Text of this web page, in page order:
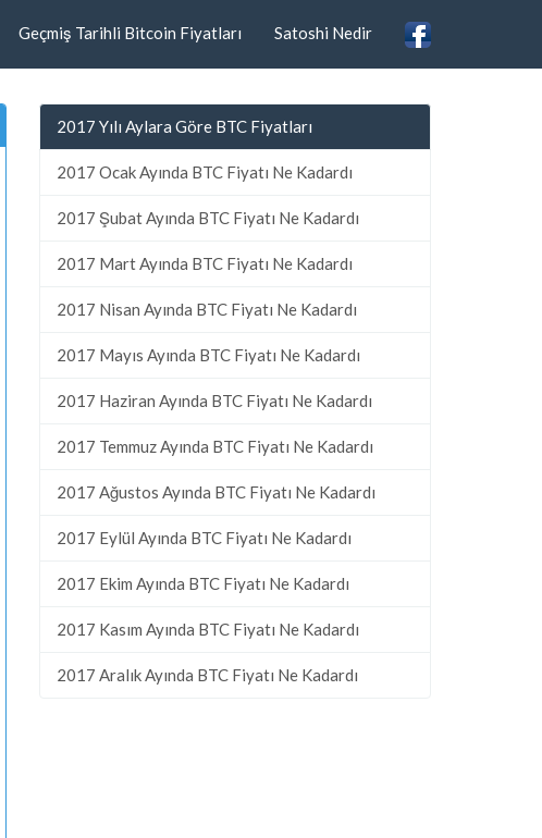
Geçmiş Tarihli Bitcoin Fiyatları Satoshi Nedir
2017 Yılı Aylara Göre BTC Fiyatları
2017 Ocak Ayında BTC Fiyatı Ne Kadardı
2017 Şubat Ayında BTC Fiyatı Ne Kadardı
2017 Mart Ayında BTC Fiyatı Ne Kadardı
2017 Nisan Ayında BTC Fiyatı Ne Kadardı
2017 Mayıs Ayında BTC Fiyatı Ne Kadardı
2017 Haziran Ayında BTC Fiyatı Ne Kadardı
2017 Temmuz Ayında BTC Fiyatı Ne Kadardı
2017 Ağustos Ayında BTC Fiyatı Ne Kadardı
2017 Eylül Ayında BTC Fiyatı Ne Kadardı
2017 Ekim Ayında BTC Fiyatı Ne Kadardı
2017 Kasım Ayında BTC Fiyatı Ne Kadardı
2017 Aralık Ayında BTC Fiyatı Ne Kadardı